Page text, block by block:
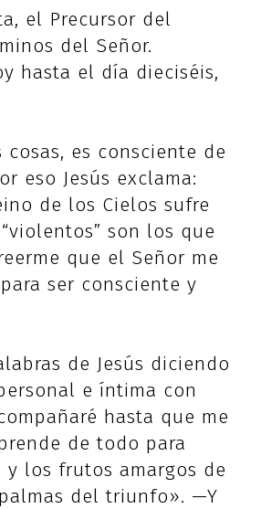
el Precursor del
del Señor.
hasta el día dieciséis,
es consciente de
eso Jesús exclama:
de los Cielos sufre
son los que
que el Señor me
ser consciente y
de Jesús diciendo
e íntima con
hasta que me
de todo para
y los frutos amargos de
del triunfo». —Y